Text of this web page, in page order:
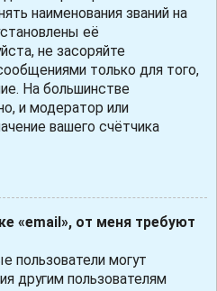
наименования званий на
её
не засоряйте
только для того,
На большинстве
и модератор или
вашего счётчика
«email», от меня требуют
пользователи могут
другим пользователям